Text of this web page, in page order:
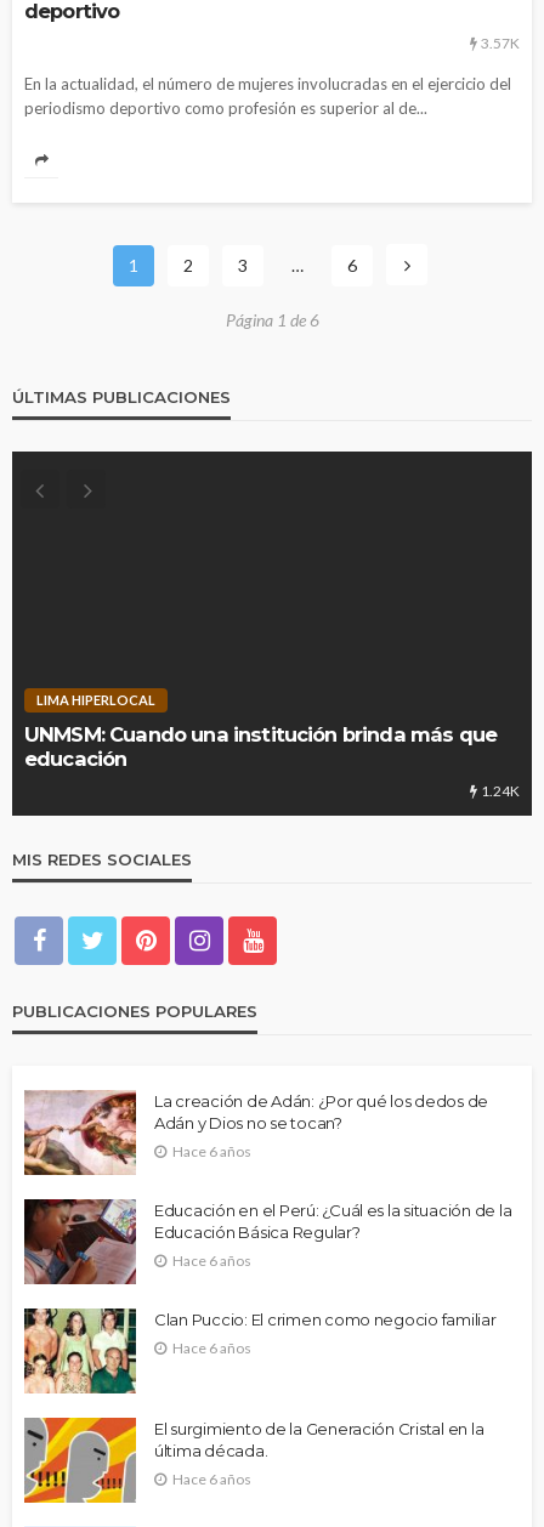
deportivo
3.57K
En la actualidad, el número de mujeres involucradas en el ejercicio del
periodismo deportivo como profesión es superior al de...
1 2 3 … 6
Página 1 de 6
ÚLTIMAS PUBLICACIONES
LIMA HIPERLOCAL
UNMSM: Cuando una institución brinda más que
educación
1.24K
MIS REDES SOCIALES
PUBLICACIONES POPULARES
La creación de Adán: ¿Por qué los dedos de
Adán y Dios no se tocan?
Hace 6 años
Educación en el Perú: ¿Cuál es la situación de la
Educación Básica Regular?
Hace 6 años
Clan Puccio: El crimen como negocio familiar
Hace 6 años
El surgimiento de la Generación Cristal en la
última década.
Hace 6 años